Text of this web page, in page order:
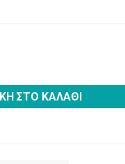
ΣΤΟ ΚΑΛΆΘΙ